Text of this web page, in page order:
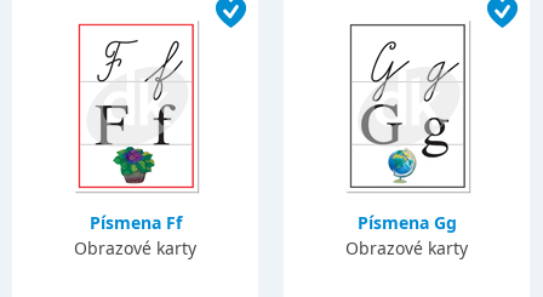
Písmena Ff
Obrazové karty
Písmena Gg
Obrazové karty